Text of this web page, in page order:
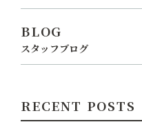
BLOG
スタッフブログ
RECENT POSTS